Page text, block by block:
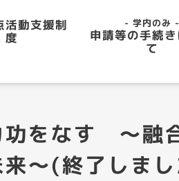
活動支援制
度
- 学内のみ -
申請等の手続
て
功をなす ～融
来～(終了しま